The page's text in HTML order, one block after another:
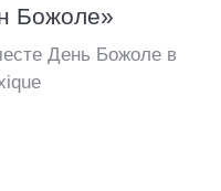
Божоле»
День Божоле в